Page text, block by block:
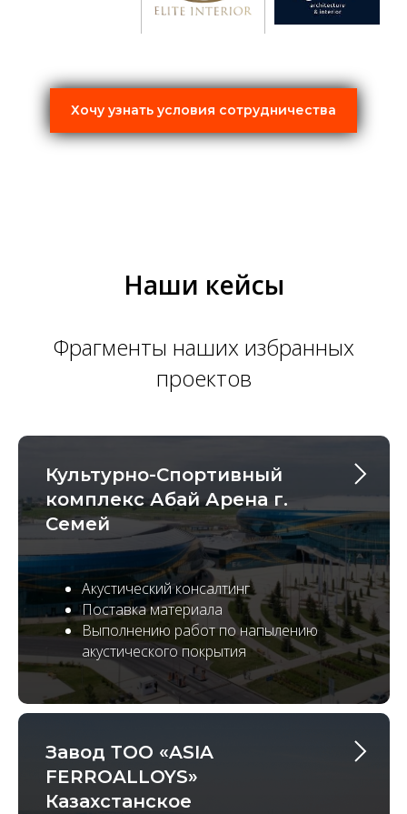
Хочу узнать условия сотрудничества
Наши кейсы
Фрагменты наших избранных
проектов
Культурно-Спортивный
комплекс Абай Арена г.
Семей
Акустический консалтинг
Поставка материала
Выполнению работ по напылению
акустического покрытия
Завод ТОО «ASIA
FERROALLOYS»
Казахстанское